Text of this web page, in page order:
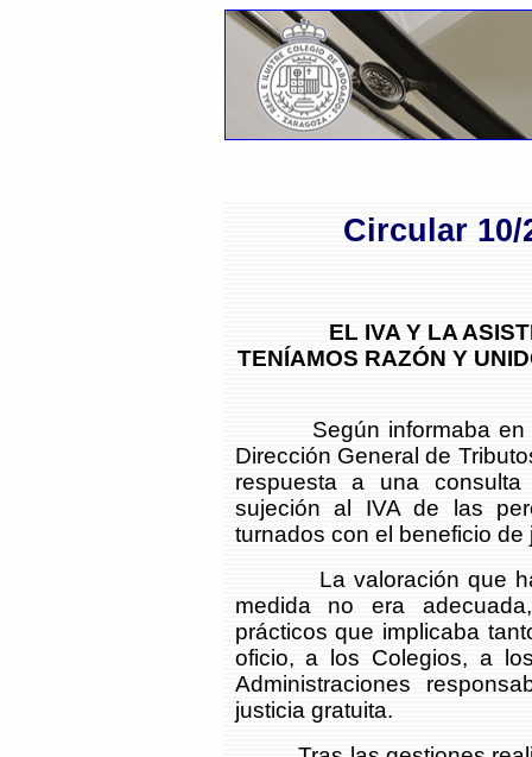
Circular 10/
EL IVA Y LA
TENÍAMOS RAZÓN Y
Según informaba en
Dirección General de
respuesta a una
sujeción al IVA de las
turnados con el beneficio de
La valoración que
medida no era
prácticos que implicaba
oficio, a los Colegios, a
Administraciones
justicia gratuita.